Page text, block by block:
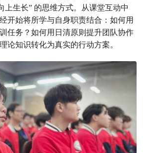
上生长” 的思维方式。从课堂互动中
开始将所学与自身职责结合：如何用
任务？如何用日清原则提升团队协作
论知识转化为真实的行动方案。